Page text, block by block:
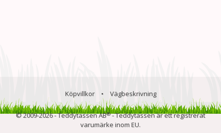
Köpvillkor • Vägbeskrivning
© 2009-2026 - Teddytassen AB®- Teddytassen är ett registrerat
varumärke inom EU.